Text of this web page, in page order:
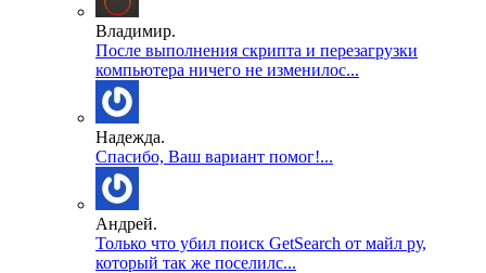
Владимир.
После выполнения скрипта и перезагрузки
компьютера ничего не изменилос...
Надежда.
Спасибо, Ваш вариант помог!...
Андрей.
Только что убил поиск GetSearch от майл ру,
который так же поселилс...